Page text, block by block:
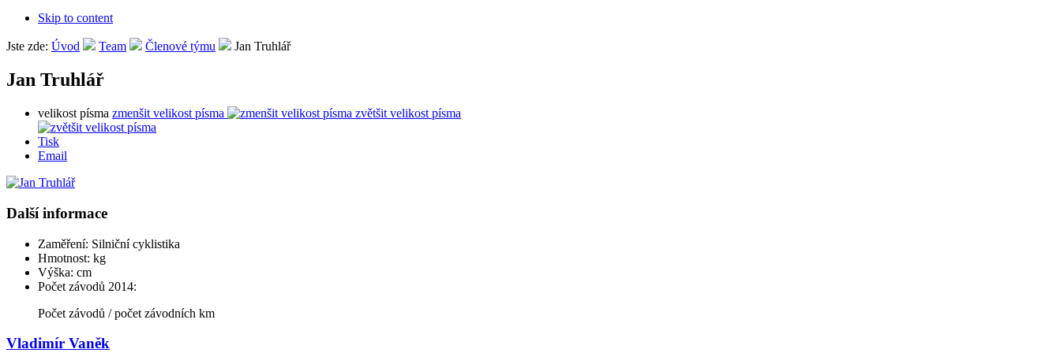
Skip to content
Jste zde: Úvod Team Členové týmu Jan Truhlář
Jan Truhlář
velikost písma zmenšit velikost písma zvětšit velikost písma
Tisk
Email
Další informace
Zaměření: Silniční cyklistika
Hmotnost: kg
Výška: cm
Počet závodů 2014:
Počet závodů / počet závodních km
Vladimír Vaněk